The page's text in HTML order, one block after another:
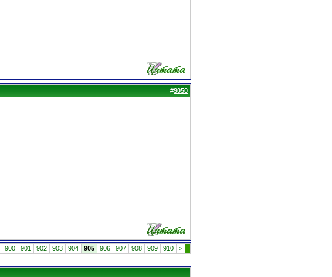
#9050
900 901 902 903 904 905 906 907 908 909 910 >